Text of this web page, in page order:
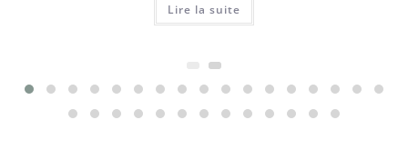
Lire la suite